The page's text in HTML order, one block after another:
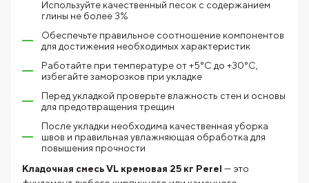
Используйте качественный песок с содержанием
глины не более 3%
Обеспечьте правильное соотношение компонентов
для достижения необходимых характеристик
Работайте при температуре от +5°C до +30°C,
избегайте заморозков при укладке
Перед укладкой проверьте влажность стен и основы
для предотвращения трещин
После укладки необходима качественная уборка
швов и правильная увлажняющая обработка для
повышения прочности
Кладочная смесь VL кремовая 25 кг Perel — это